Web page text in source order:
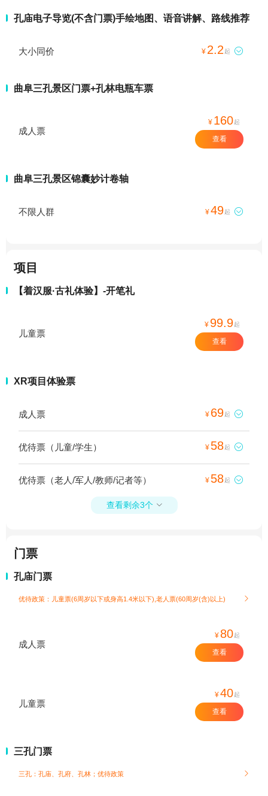
孔庙电子导览(不含门票)手绘地图、语音讲解、路线推荐
大小同价 ¥ 2.2 起 
曲阜三孔景区门票+孔林电瓶车票
成人票
¥ 160起
查看
曲阜三孔景区锦囊妙计卷轴
不限人群 ¥49起 
项目
【着汉服·古礼体验】-开笔礼
儿童票
¥ 99.9起
查看
XR项目体验票
成人票 ¥ 69起 
优待票（儿童/学生） ¥ 58起 
优待票（老人/军人/教师/记者等） ¥ 58起 
查看剩余3个 
门票
孔庙门票
优待政策：儿童票(6周岁以下或身高1.4米以下),老人票(60周岁(含)以上) 
成人票
¥ 80起
查看
儿童票
¥40起
查看
三孔门票
三孔：孔庙、孔府、孔林； 优待政策 